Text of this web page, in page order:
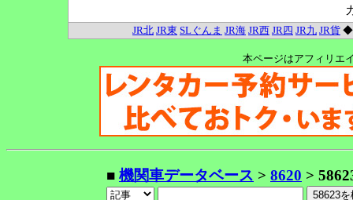
JR北 JR東 SLぐんま JR海 JR西 JR四 JR九 JR貨
本ページはアフィリエ
■ 機関車データベース > 8620 >